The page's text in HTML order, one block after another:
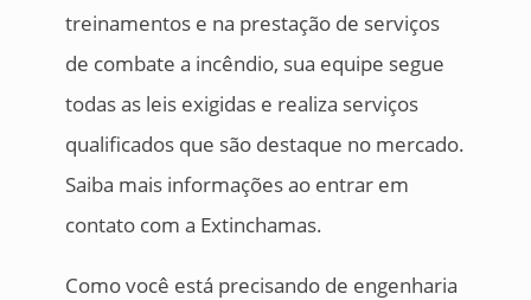
treinamentos e na prestação de serviços
de combate a incêndio, sua equipe segue
todas as leis exigidas e realiza serviços
qualificados que são destaque no mercado.
Saiba mais informações ao entrar em
contato com a Extinchamas.
Como você está precisando de engenharia